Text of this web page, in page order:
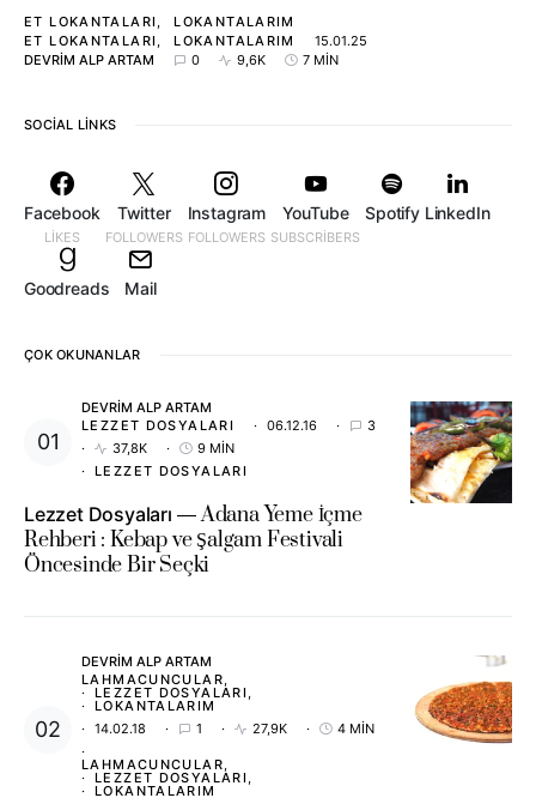
ET LOKANTALARI
LOKANTALARIM
ET LOKANTALARI
LOKANTALARIM
15.01.25
DEVRIM ALP ARTAM
0 9,6K 7 MIN
SOCIAL LINKS
Facebook
LIKES
Twitter
FOLLOWERS
Instagram
FOLLOWERS
YouTube
SUBSCRIBERS
Spotify LinkedIn
Goodreads Mail
ÇOK OKUNANLAR
DEVRIM ALP ARTAM
LEZZET DOSYALARI
06.12.16
3
37,8K
9 MIN
LEZZET DOSYALARI
Lezzet Dosyaları
Adana Yeme İçme
Rehberi : Kebap ve Şalgam Festivali
Öncesinde Bir Seçki
DEVRIM ALP ARTAM
LAHMACUNCULAR
LEZZET DOSYALARI
LOKANTALARIM
14.02.18
1 27,9K 4 MIN
LAHMACUNCULAR
LEZZET DOSYALARI
LOKANTALARIM